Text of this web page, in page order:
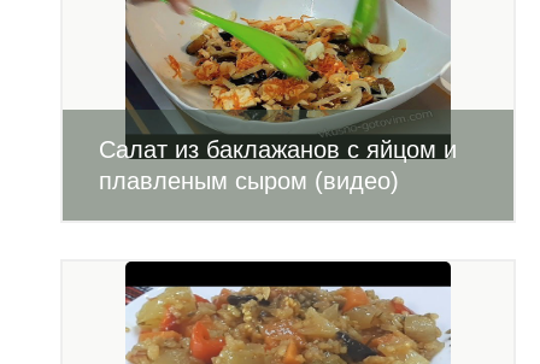
Салат из баклажанов с яйцом и
плавленым сыром (видео)